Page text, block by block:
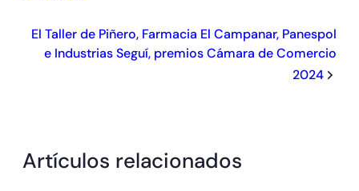
El Taller de Piñero, Farmacia El Campanar, Panespol
e Industrias Seguí, premios Cámara de Comercio
2024
Artículos relacionados